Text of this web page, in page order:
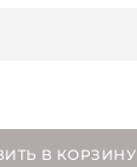
В КОРЗИНУ